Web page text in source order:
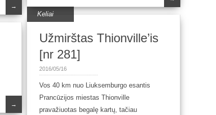
→
Keliai
Užmirštas Thionville’is
[nr 281]
2016/05/16
Vos 40 km nuo Liuksemburgo esantis
Prancūzijos miestas Thionville
pravažiuotas begalę kartų, tačiau
→